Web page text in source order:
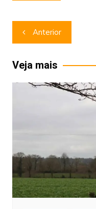
Navegação
de
Post
Anterior
Veja mais